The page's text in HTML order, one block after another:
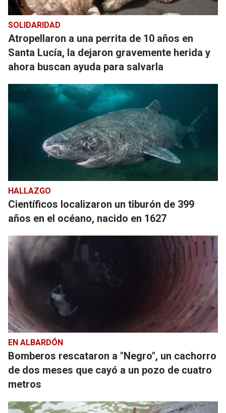
SOLIDARIDAD
Atropellaron a una perrita de 10 años en
Santa Lucía, la dejaron gravemente herida y
ahora buscan ayuda para salvarla
HALLAZGO
Científicos localizaron un tiburón de 399
años en el océano, nacido en 1627
EN ALBARDÓN
Bomberos rescataron a "Negro", un cachorro
de dos meses que cayó a un pozo de cuatro
metros